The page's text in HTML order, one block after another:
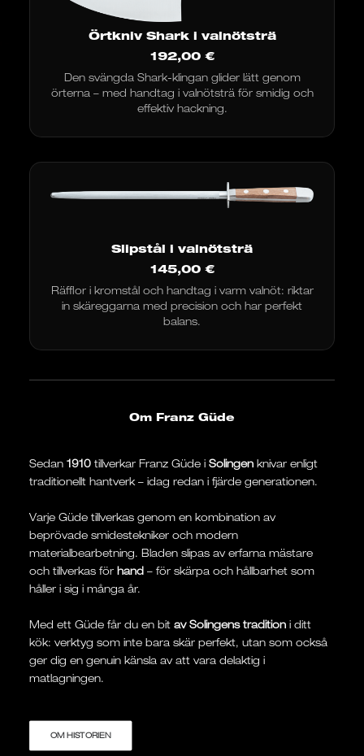
Örtkniv Shark i valnötsträ
192,00 €
Den svängda Shark-klingan glider lätt genom
örterna – med handtag i valnötsträ för smidig och
effektiv hackning.
Slipstål i valnötsträ
145,00 €
Räfflor i kromstål och handtag i varm valnöt: riktar
in skäreggarna med precision och har perfekt
balans.
Om Franz Güde
Sedan 1910 tillverkar Franz Güde i Solingen knivar enligt
traditionellt hantverk – idag redan i fjärde generationen.
Varje Güde tillverkas genom en kombination av
beprövade smidestekniker och modern
materialbearbetning. Bladen slipas av erfarna mästare
och tillverkas för hand – för skärpa och hållbarhet som
håller i sig i många år.
Med ett Güde får du en bit av Solingens tradition i ditt
kök: verktyg som inte bara skär perfekt, utan som också
ger dig en genuin känsla av att vara delaktig i
matlagningen.
OM HISTORIEN